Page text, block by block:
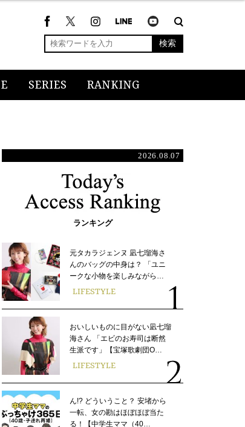
検索
SERIES RANKING
2026.08.07
ランキング
元タカラジェンヌ 凪七瑠海さ
んのバッグの中身は？ 「ユニ
ークな小物を楽しみながら…
LIFESTYLE
おいしいものに目がない凪七瑠
海さん 「エビのお寿司は断然
生派です」【宝塚歌劇団O…
LIFESTYLE
ん!? どういうこと？ 安堵から
一転、女の勘はほぼほぼ当た
る！【中学生ママ（40…